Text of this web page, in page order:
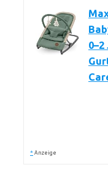
* Anzeige